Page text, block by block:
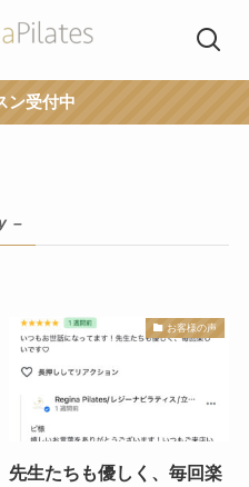
ン受付中
–
お客様の声
先生たちも優しく、毎回楽